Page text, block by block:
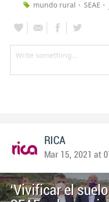
mundo rural
SEAE
RICA
Mar 15, 2021 at
‘Vivificar el